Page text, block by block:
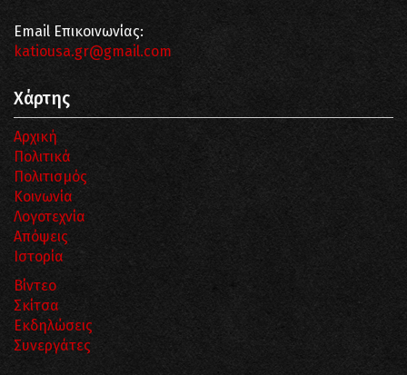
Email Επικοινωνίας:
katiousa.gr@gmail.com
Χάρτης
Αρχική
Πολιτικά
Πολιτισμός
Κοινωνία
Λογοτεχνία
Απόψεις
Ιστορία
Βίντεο
Σκίτσα
Εκδηλώσεις
Συνεργάτες